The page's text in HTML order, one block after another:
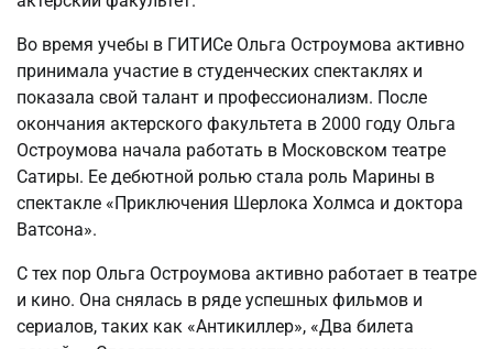
Во время учебы в ГИТИСе Ольга Остроумова активно
принимала участие в студенческих спектаклях и
показала свой талант и профессионализм. После
окончания актерского факультета в 2000 году Ольга
Остроумова начала работать в Московском театре
Сатиры. Ее дебютной ролью стала роль Марины в
спектакле «Приключения Шерлока Холмса и доктора
Ватсона».
С тех пор Ольга Остроумова активно работает в театре
и кино. Она снялась в ряде успешных фильмов и
сериалов, таких как «Антикиллер», «Два билета